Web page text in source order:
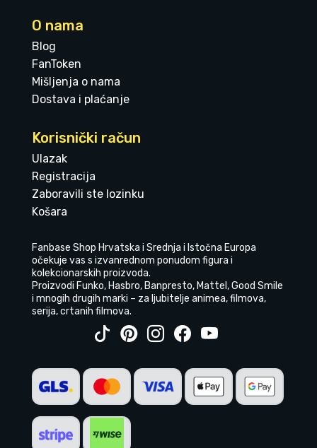
O nama
Blog
FanToken
Mišljenja o nama
Dostava i plaćanje
Korisnički račun
Ulazak
Registracija
Zaboravili ste lozinku
Košara
Fanbase Shop Hrvatska i Srednja i Istočna Europa
očekuje vas s izvanrednom ponudom figura i
kolekcionarskih proizvoda.
Proizvodi Funko, Hasbro, Banpresto, Mattel, Good Smile
i mnogih drugih marki – za ljubitelje animea, filmova,
serija, crtanih filmova.